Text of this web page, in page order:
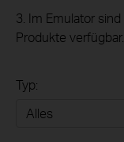
3. Im Emulator
Produkte verfügbar.
Typ: